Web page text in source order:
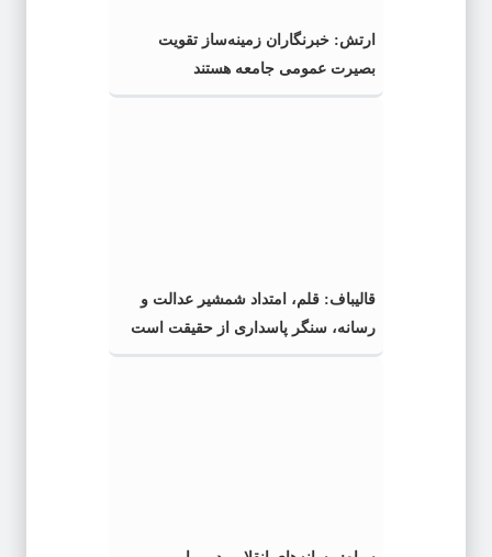
ارتش: خبرنگاران زمینه‌ساز تقویت
بصیرت عمومی جامعه هستند
قالیباف: قلم، امتداد شمشیر عدالت و
رسانه، سنگر پاسداری از حقیقت است